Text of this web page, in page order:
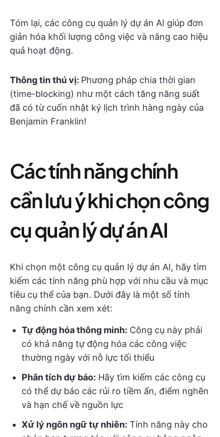
Tóm lại, các công cụ quản lý dự án AI giúp đơn
giản hóa khối lượng công việc và nâng cao hiệu
quả hoạt động.
Thông tin thú vị: Phương pháp chia thời gian
(time-blocking) như một cách tăng năng suất
đã có từ cuốn nhật ký lịch trình hàng ngày của
Benjamin Franklin!
Các tính năng chính
cần lưu ý khi chọn công
cụ quản lý dự án AI
Khi chọn một công cụ quản lý dự án AI, hãy tìm
kiếm các tính năng phù hợp với nhu cầu và mục
tiêu cụ thể của bạn. Dưới đây là một số tính
năng chính cần xem xét:
Tự động hóa thông minh: Công cụ này phải
có khả năng tự động hóa các công việc
thường ngày với nỗ lực tối thiểu
Phân tích dự báo: Hãy tìm kiếm các công cụ
có thể dự báo các rủi ro tiềm ẩn, điểm nghẽn
và hạn chế về nguồn lực
Xử lý ngôn ngữ tự nhiên: Tính năng này cho